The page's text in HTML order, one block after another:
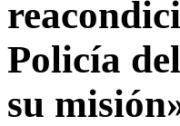
Policía
su